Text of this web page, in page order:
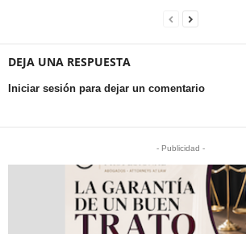
DEJA UNA RESPUESTA
Iniciar sesión para dejar un comentario
- Publicidad -